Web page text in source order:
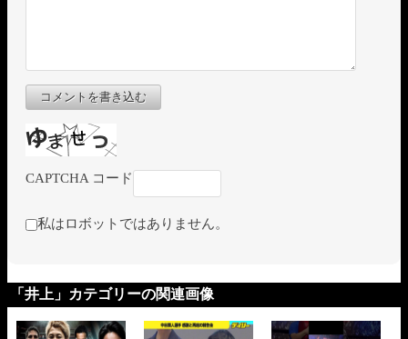
コメントを書き込む
CAPTCHA コード
私はロボットではありません。
「井上」カテゴリーの関連画像